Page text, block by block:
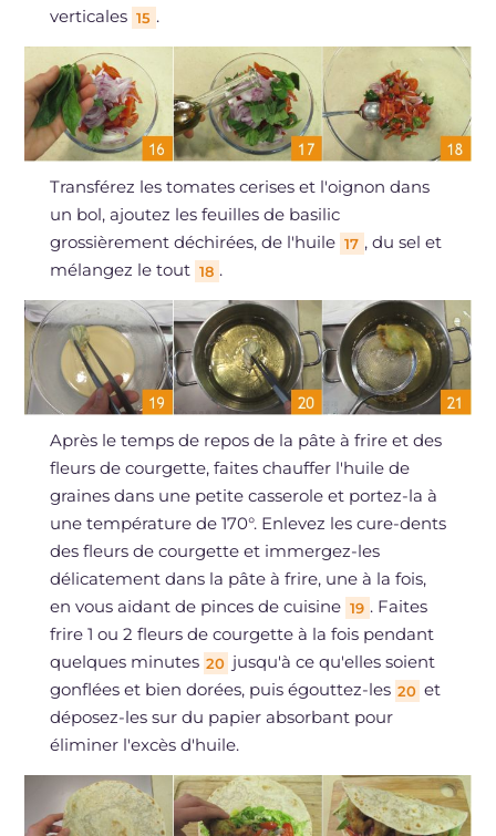
verticales 15 .
Transférez les tomates cerises et l'oignon dans
un bol, ajoutez les feuilles de basilic
grossièrement déchirées, de l'huile 17 , du sel et
mélangez le tout 18 .
Après le temps de repos de la pâte à frire et des
fleurs de courgette, faites chauffer l'huile de
graines dans une petite casserole et portez-la à
une température de 170°. Enlevez les cure-dents
des fleurs de courgette et immergez-les
délicatement dans la pâte à frire, une à la fois,
en vous aidant de pinces de cuisine 19 . Faites
frire 1 ou 2 fleurs de courgette à la fois pendant
quelques minutes 20 jusqu'à ce qu'elles soient
gonflées et bien dorées, puis égouttez-les 20 et
déposez-les sur du papier absorbant pour
éliminer l'excès d'huile.